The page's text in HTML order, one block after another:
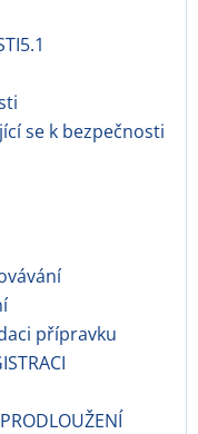
se k bezpečnosti
přípravku